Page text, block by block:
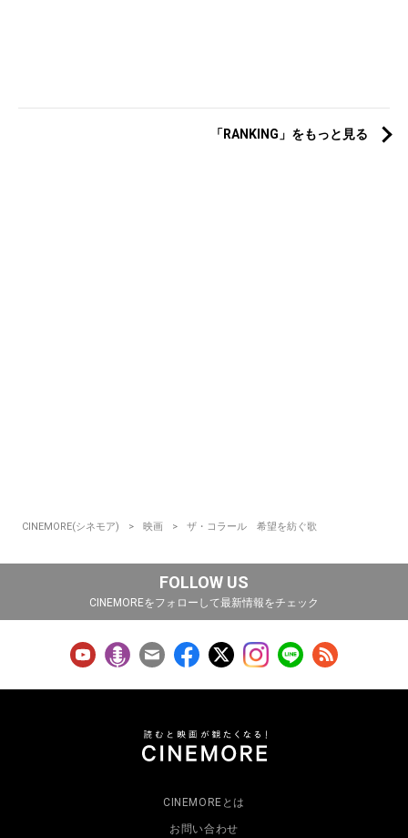
「RANKING」をもっと見る
CINEMORE(シネモア) 映画 ザ・コラール 希望を紡ぐ歌
FOLLOW US
CINEMOREをフォローして最新情報をチェック
CINEMOREとは
お問い合わせ